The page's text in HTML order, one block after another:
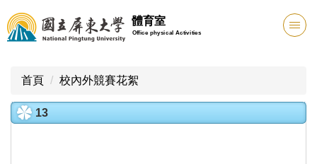
跳
到
主
區
體育室
Office physical Activities
首頁 校內外競賽花絮
13